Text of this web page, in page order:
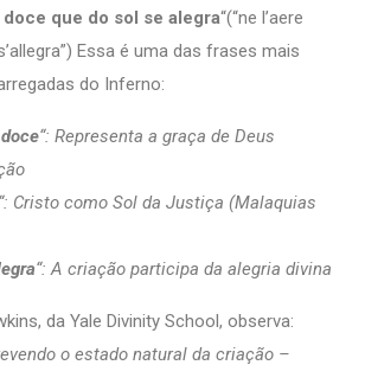
doce que do sol se alegra“(“ne l’aere
Essa é uma das frases mais
do Inferno:
“: Representa a graça de Deus
“: Cristo como Sol da Justiça (Malaquias
“: A criação participa da alegria divina
da Yale Divinity School, observa:
o estado natural da criação –